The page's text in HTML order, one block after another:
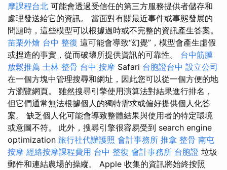
摩課程台北 可能會透過受信任的第三方服務提供者儲存和
處理發送給它的資訊。 當面對有關最近事件或事態發展的
問題時，這些模型可以根據過時或不完整的資訊產生答案。
苗栗外燴 台中 整復 這可能會導致“幻覺”，模型會產生虛假
或捏造的事實，從而破壞所提供資訊的可靠性。 台中筋膜
放鬆推薦 士林 整骨 台中 按摩 Safari 台胞證台中 設立公司
在一個方塊中管理搜尋和網址，因此您可以從一個方便的地
方瀏覽網頁。 雖然搜尋引擎使用演算法對結果進行排名，
但它們通常無法根據個人的獨特需求或偏好提供個人化答
案。 缺乏個人化可能會導致整體結果與使用者的特定環境
或意圖不符。 此外，搜尋引擎很容易受到 search engine
optimization 旅行社代辦護照 會計事務所 推拿 整骨 南屯
按摩 經絡按摩課程費用 台中 整復 會計事務所 台胞證 垃圾
郵件和連結農場的操縱。 Apple 收集的資訊將始終按照